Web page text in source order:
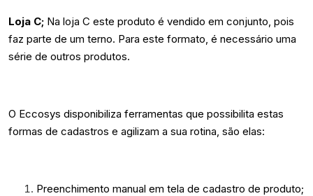
Loja C; Na loja C este produto é vendido em conjunto, pois
faz parte de um terno. Para este formato, é necessário uma
série de outros produtos.
O Eccosys disponibiliza ferramentas que possibilita estas
formas de cadastros e agilizam a sua rotina, são elas:
Preenchimento manual em tela de cadastro de produto;